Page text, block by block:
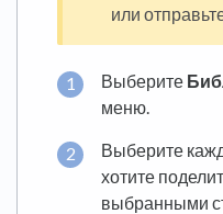
или
Выберите
меню.
Выберите
хотите
выбранными